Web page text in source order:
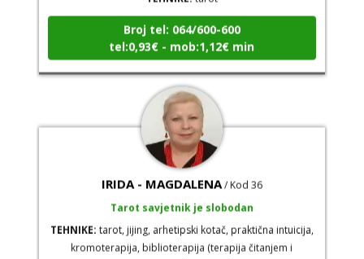
Broj tel: 064/600-600
tel:0,93€ - mob:1,12€ min
IRIDA - MAGDALENA
Tarot savjetnik je slobodan
tarot, jijing, arhetipski kotač, praktična intuicija,
kromoterapija, biblioterapija (terapija čitanjem i
pisanjem), numerologija, radiestezija